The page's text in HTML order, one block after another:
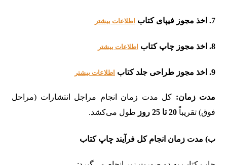
7. اخذ مجوز فیپای کتاب اطلاعات بیشتر
8. اخذ مجوز چاپ کتاب اطلاعات بیشتر
9. اخذ مجوز طراحی جلد کتاب اطلاعات بیشتر
مدت زمان: کل مدت زمان انجام مراجل انتشارات (مراحل
فوق) تقریباً 20 تا 25 روز طول می‌کشد.
ب) مدت زمان انجام کل فرآیند چاپ کتاب